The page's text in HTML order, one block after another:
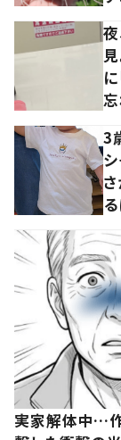
3
る
実家解体中…作